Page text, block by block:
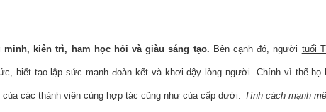
minh, kiên trì, ham học hỏi và giàu sáng tạo. Bên cạnh đó, người tuổi
biết tạo lập sức mạnh đoàn kết và khơi dậy lòng người. Chính vì thế họ
các thành viên cùng hợp tác cũng như của cấp dưới. Tính cách mạnh